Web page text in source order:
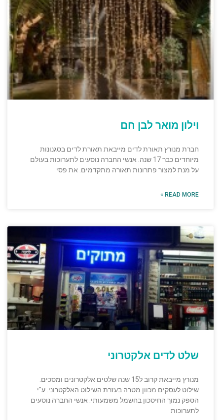
וילון מואר לבן חם
חברת מנורץ תאורת לדים מייבאת תאורת לדים בסגנונות
מיוחדים כבר 17 שנה. אנשי החברה נוסעים לתערוכות בעולם
על מנת למצור פתרונות תאורה מתקדמים. את פסי
READ MORE »
שלט לדים אלקטרוני
מנורץ מייבאת קרוב ל15 שנה שלטים אלקטרונים ומסכים.
שילוט לעסקים מכוון מטרה בעזרת השילוט האלקטרוני. ע"י
הספק נמוך החיסכון בחשמל משמעותי. אנשי החברה נוסעים
לתערוכות